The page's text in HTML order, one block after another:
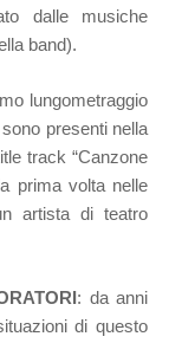
dalle musiche
band).
lungometraggio
presenti nella
track “Canzone
prima volta nelle
artista di teatro
: da anni
di questo